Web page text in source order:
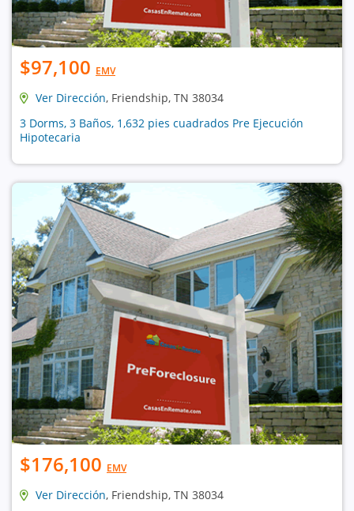
$97,100 EMV
Ver Dirección, Friendship, TN 38034
3 Dorms, 3 Baños, 1,632 pies cuadrados Pre Ejecución
Hipotecaria
$176,100 EMV
Ver Dirección, Friendship, TN 38034